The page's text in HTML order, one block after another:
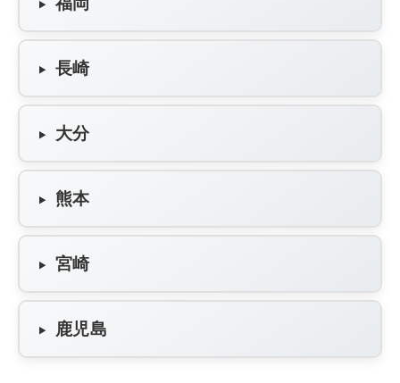
長崎
大分
熊本
宮崎
鹿児島